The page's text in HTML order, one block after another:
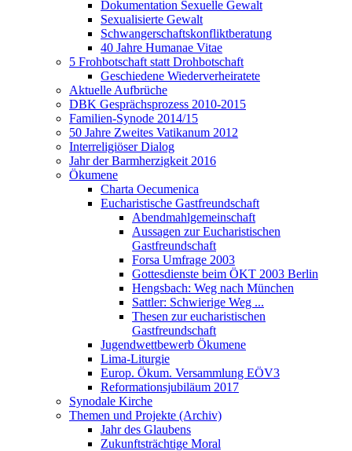
Dokumentation Sexuelle Gewalt
Sexualisierte Gewalt
Schwangerschaftskonfliktberatung
40 Jahre Humanae Vitae
5 Frohbotschaft statt Drohbotschaft
Geschiedene Wiederverheiratete
Aktuelle Aufbrüche
DBK Gesprächsprozess 2010-2015
Familien-Synode 2014/15
50 Jahre Zweites Vatikanum 2012
Interreligiöser Dialog
Jahr der Barmherzigkeit 2016
Ökumene
Charta Oecumenica
Eucharistische Gastfreundschaft
Abendmahlgemeinschaft
Aussagen zur Eucharistischen
Gastfreundschaft
Forsa Umfrage 2003
Gottesdienste beim ÖKT 2003 Berlin
Hengsbach: Weg nach München
Sattler: Schwierige Weg ...
Thesen zur eucharistischen
Gastfreundschaft
Jugendwettbewerb Ökumene
Lima-Liturgie
Europ. Ökum. Versammlung EÖV3
Reformationsjubiläum 2017
Synodale Kirche
Themen und Projekte (Archiv)
Jahr des Glaubens
Zukunftsträchtige Moral